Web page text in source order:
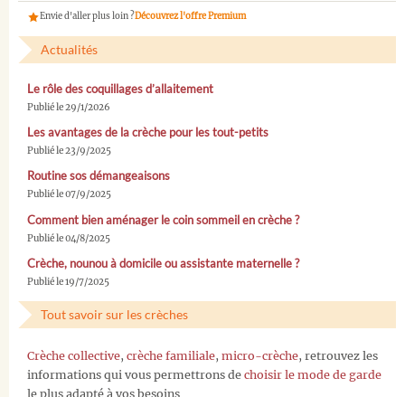
Envie d'aller plus loin ?Découvrez l'offre Premium
Actualités
Le rôle des coquillages d’allaitement
Publié le 29/1/2026
Les avantages de la crèche pour les tout-petits
Publié le 23/9/2025
Routine sos démangeaisons
Publié le 07/9/2025
Comment bien aménager le coin sommeil en crèche ?
Publié le 04/8/2025
Crèche, nounou à domicile ou assistante maternelle ?
Publié le 19/7/2025
Tout savoir sur les crèches
Crèche collective, crèche familiale, micro-crèche, retrouvez les
informations qui vous permettrons de choisir le mode de garde
le plus adapté à vos besoins